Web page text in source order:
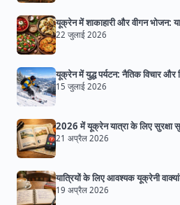
यूक्रेन में शाकाहारी और वीगन भोजन:
22 जुलाई 2026
यूक्रेन में युद्ध पर्यटन: नैतिक विचार और
15 जुलाई 2026
2026 में यूक्रेन यात्रा के लिए सुरक्षा
21 अप्रैल 2026
यात्रियों के लिए आवश्यक यूक्रेनी
19 अप्रैल 2026